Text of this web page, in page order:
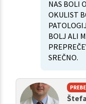
NAS BOLI
OKULIST
BOLJ ALI
SREČNO.